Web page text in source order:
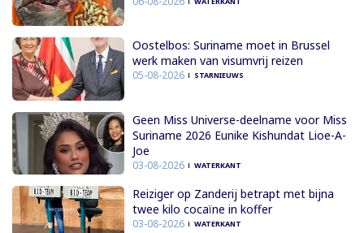
Oostelbos: Suriname moet in Brussel
werk maken van visumvrij reizen
05-08-2026 STARNIEUWS
Geen Miss Universe-deelname voor Miss
Suriname 2026 Eunike Kishundat Lioe-A-
Joe
03-08-2026 WATERKANT
Reiziger op Zanderij betrapt met bijna
twee kilo cocaïne in koffer
03-08-2026 WATERKANT